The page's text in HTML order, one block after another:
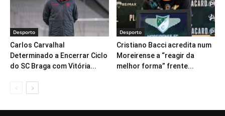
Desporto
Carlos Carvalhal
Determinado a Encerrar Ciclo
do SC Braga com Vitória...
Desporto
Cristiano Bacci acredita num
Moreirense a “reagir da
melhor forma” frente...